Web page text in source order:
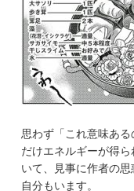
思わず「これ意味あ
だけエネルギーが得
いて、見事に作者の
自分もいます。